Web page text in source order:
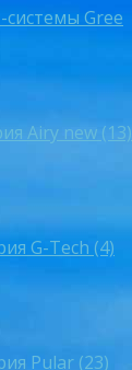
Gree
Airy new (13)
G-Tech (4)
Pular (23)